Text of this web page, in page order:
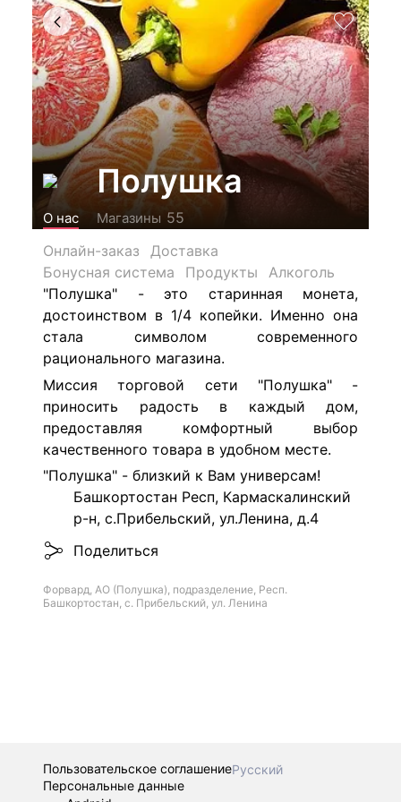
Полушка
О нас Магазины 55
Онлайн-заказ
Доставка
Бонусная система
Продукты
Алкоголь
"Полушка" - это старинная монета,
достоинством в 1/4 копейки. Именно она
стала символом современного
рационального магазина.
Миссия торговой сети "Полушка" -
приносить радость в каждый дом,
предоставляя комфортный выбор
качественного товара в удобном месте.
"Полушка" - близкий к Вам универсам!
Башкортостан Респ, Кармаскалинский
р-н, с.Прибельский, ул.Ленина, д.4
Поделиться
Форвард, АО (Полушка), подразделение, Респ.
Башкортостан, с. Прибельский, ул. Ленина
Пользовательское соглашениеРусский
Персональные данные